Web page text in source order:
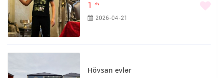
1 m
2026-04-21
Hövsan evlər